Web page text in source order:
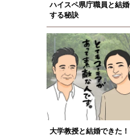
ハイスペ県庁職員と結婚
する秘訣
大学教授と結婚できた！